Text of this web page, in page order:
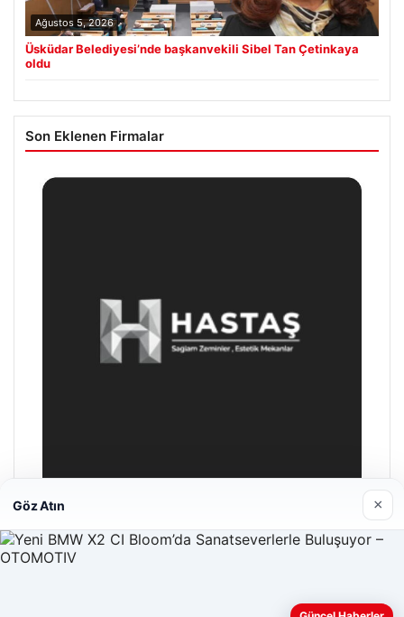
Ağustos 5, 2026
Üsküdar Belediyesi’nde başkanvekili Sibel Tan Çetinkaya
oldu
Son Eklenen Firmalar
Enes Kaplan Avukatlık Bürosu
Nisan 28, 2026
Göz Atın ×